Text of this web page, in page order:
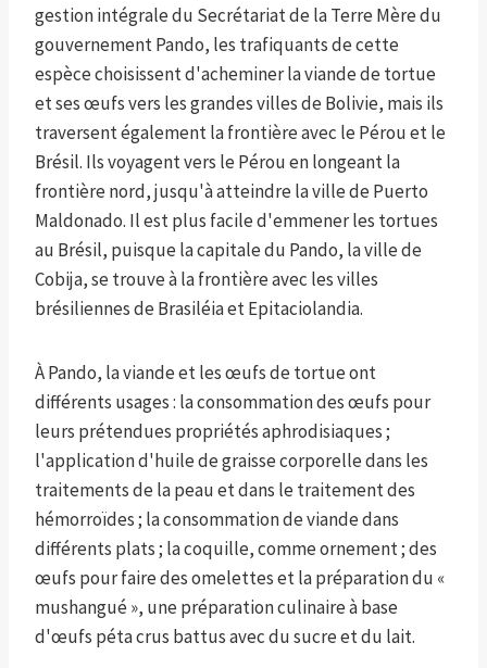
gestion intégrale du Secrétariat de la Terre Mère du
gouvernement Pando, les trafiquants de cette
espèce choisissent d'acheminer la viande de tortue
et ses œufs vers les grandes villes de Bolivie, mais ils
traversent également la frontière avec le Pérou et le
Brésil. Ils voyagent vers le Pérou en longeant la
frontière nord, jusqu'à atteindre la ville de Puerto
Maldonado. Il est plus facile d'emmener les tortues
au Brésil, puisque la capitale du Pando, la ville de
Cobija, se trouve à la frontière avec les villes
brésiliennes de Brasiléia et Epitaciolandia.
À Pando, la viande et les œufs de tortue ont
différents usages : la consommation des œufs pour
leurs prétendues propriétés aphrodisiaques ;
l'application d'huile de graisse corporelle dans les
traitements de la peau et dans le traitement des
hémorroïdes ; la consommation de viande dans
différents plats ; la coquille, comme ornement ; des
œufs pour faire des omelettes et la préparation du «
mushangué », une préparation culinaire à base
d'œufs péta crus battus avec du sucre et du lait.